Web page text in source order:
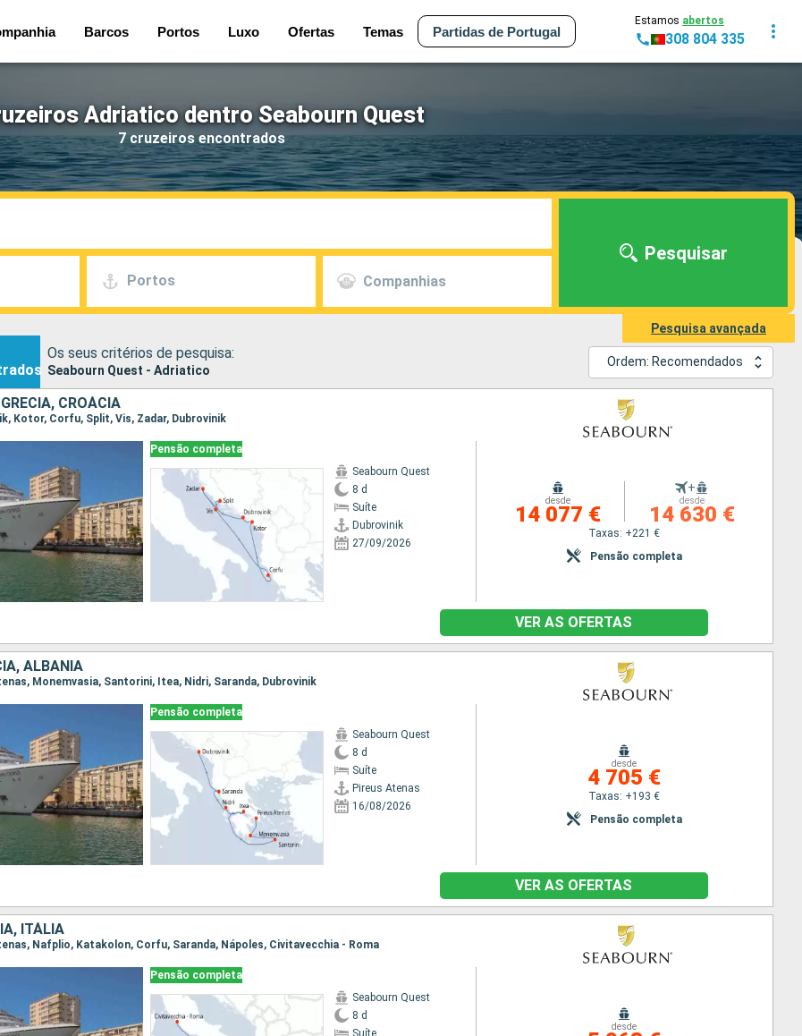
Barcos Portos Luxo Ofertas Temas Partidas de Portugal
Estamos abertos
308 804 335
Adriatico dentro Seabourn Quest
7 cruzeiros encontrados
Portos Companhias
Pesquisar
Pesquisa avançada
Os seus critérios de pesquisa:
Seabourn Quest - Adriatico
Ordem: Recomendados
CROÁCIA
Kotor, Corfu, Split, Vis, Zadar, Dubrovinik
Pensão completa
Seabourn Quest
8 d
Suíte
Dubrovinik
27/09/2026
desde
14 077 €
+
desde
14 630 €
Taxas: +221 €
Pensão completa
VER AS OFERTAS
ALBÂNIA
Monemvasia, Santorini, Itea, Nidri, Saranda, Dubrovinik
Pensão completa
Seabourn Quest
8 d
Suíte
Pireus Atenas
16/08/2026
desde
4 705 €
Taxas: +193 €
Pensão completa
VER AS OFERTAS
ITÁLIA
Nafplio, Katakolon, Corfu, Saranda, Nápoles, Civitavecchia - Roma
Pensão completa
Seabourn Quest
8 d
Suíte
desde